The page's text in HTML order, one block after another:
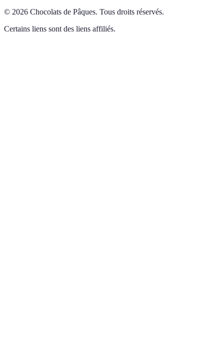
© 2026 Chocolats de Pâques. Tous droits réservés.
Certains liens sont des liens affiliés.